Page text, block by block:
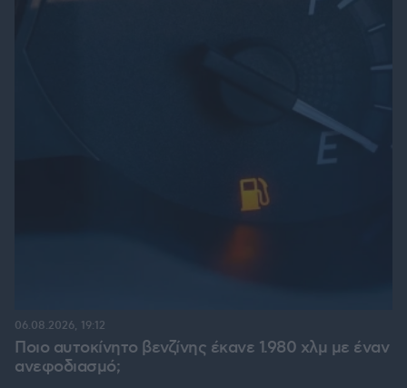
Ποιο αυτοκίνητο βενζίνης έκανε 1.980 χλμ με έναν
ανεφοδιασμό;
06.08.2026, 19:12